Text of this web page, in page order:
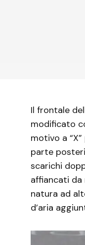
Il frontale
modificato
motivo a
parte
scarichi
affiancati da
natura ad
d’aria